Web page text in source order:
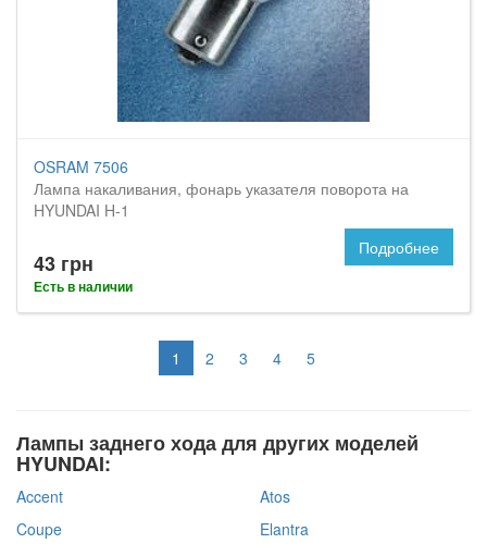
OSRAM 7506
Лампа накаливания, фонарь указателя поворота на
HYUNDAI H-1
43 грн
Есть в наличии
Подробнее
1 2 3 4 5
Лампы заднего хода для других моделей
HYUNDAI:
Accent
Atos
Coupe
Elantra